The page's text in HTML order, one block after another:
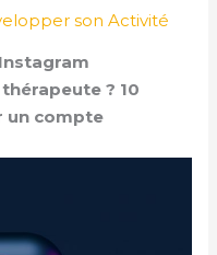
son Activité
? 10
un compte